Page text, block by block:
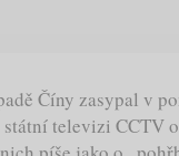
Číny zasypal v
televizi CCTV